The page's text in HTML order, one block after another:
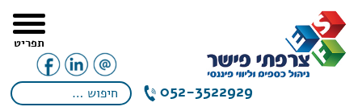
052-3522929
תפריט